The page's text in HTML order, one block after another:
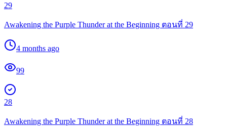
29
Awakening the Purple Thunder at the Beginning ตอนที่ 29
4 months ago
99
28
Awakening the Purple Thunder at the Beginning ตอนที่ 28